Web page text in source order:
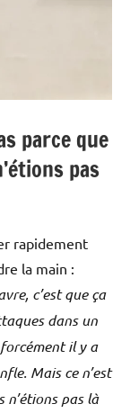
parce que
pas
rapidement
la main :
c’est que ça
dans un
il y a
Mais ce n’est
n’étions pas là